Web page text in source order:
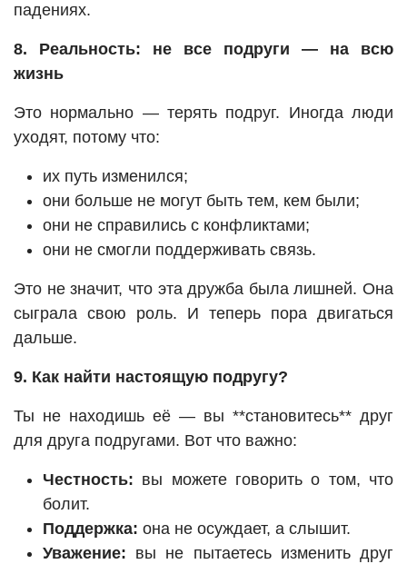
падениях.
8. Реальность: не все подруги — на всю
жизнь
Это нормально — терять подруг. Иногда люди
уходят, потому что:
их путь изменился;
они больше не могут быть тем, кем были;
они не справились с конфликтами;
они не смогли поддерживать связь.
Это не значит, что эта дружба была лишней. Она
сыграла свою роль. И теперь пора двигаться
дальше.
9. Как найти настоящую подругу?
Ты не находишь её — вы **становитесь** друг
для друга подругами. Вот что важно:
Честность: вы можете говорить о том, что
болит.
Поддержка: она не осуждает, а слышит.
Уважение: вы не пытаетесь изменить друг